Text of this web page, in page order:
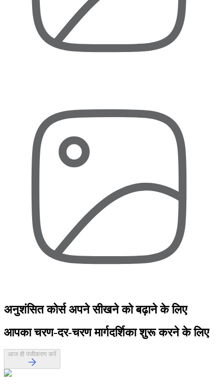
अनुशंसित कोर्स अपने सीखने को बढ़ाने के लिए
आपका चरण-दर-चरण मार्गदर्शिका शुरू करने के लिए
आज ही पंजीकरण करें